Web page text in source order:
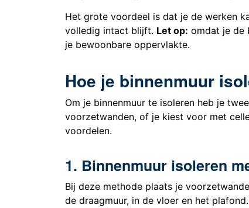
Het grote voordeel is dat je de werken
volledig intact blijft. Let op: omdat je de
je bewoonbare oppervlakte.
Hoe je binnenmuur
Om je binnenmuur te isoleren heb je
voorzetwanden, of je kiest voor met
voordelen.
1. Binnenmuur isoleren
Bij deze methode plaats je
de draagmuur, in de vloer en het